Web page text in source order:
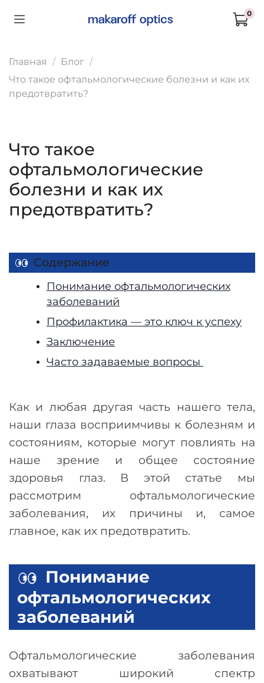
0
Главная
Блог
Что такое офтальмологические болезни и как их
предотвратить?
Что такое
офтальмологические
болезни и как их
предотвратить?
Содержание
Понимание офтальмологических
заболеваний
Профилактика — это ключ к успеху
Заключение
Часто задаваемые вопросы
Как и любая другая часть нашего тела,
наши глаза восприимчивы к болезням и
состояниям, которые могут повлиять на
наше зрение и общее состояние
здоровья глаз. В этой статье мы
рассмотрим офтальмологические
заболевания, их причины и, самое
главное, как их предотвратить.
Понимание
офтальмологических
заболеваний
Офтальмологические заболевания
охватывают широкий спектр